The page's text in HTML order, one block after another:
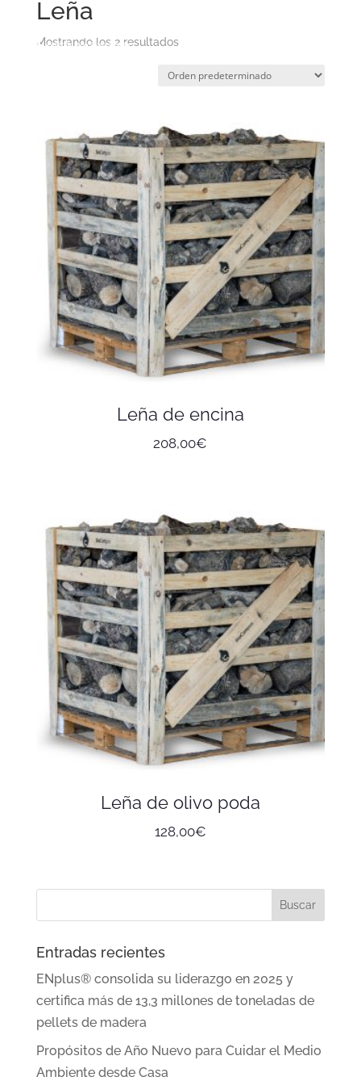
Leña
Mostrando los 2 resultados
Leña de encina
208,00€
Leña de olivo poda
128,00€
Entradas recientes
ENplus® consolida su liderazgo en 2025 y
certifica más de 13,3 millones de toneladas de
pellets de madera
Propósitos de Año Nuevo para Cuidar el Medio
Ambiente desde Casa